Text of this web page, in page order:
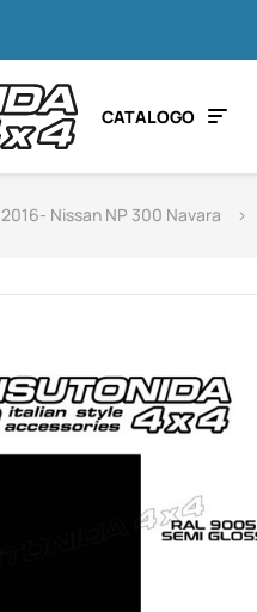
CATALOGO
2016- Nissan NP 300 Navara